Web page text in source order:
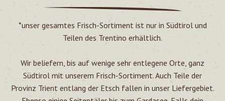
*unser gesamtes Frisch-Sortiment ist nur in Südtirol und
Teilen des Trentino erhältlich.
Wir beliefern, bis auf wenige sehr entlegene Orte, ganz
Südtirol mit unserem Frisch-Sortiment. Auch Teile der
Provinz Trient entlang der Etsch fallen in unser Liefergebiet.